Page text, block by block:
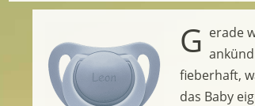
G erade
fieberhaft,
das Baby